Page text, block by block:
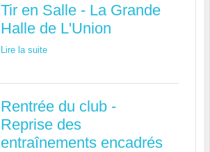
Tir en Salle - La Grande
Halle de L'Union
Lire la suite
Rentrée du club -
Reprise des
entraînements encadrés